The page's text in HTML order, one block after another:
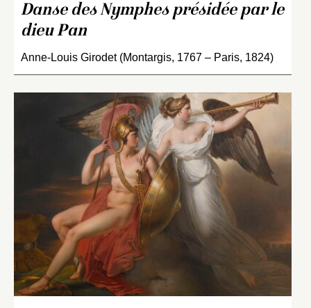
Danse des Nymphes présidée par le
dieu Pan
Anne-Louis Girodet (Montargis, 1767 – Paris, 1824)